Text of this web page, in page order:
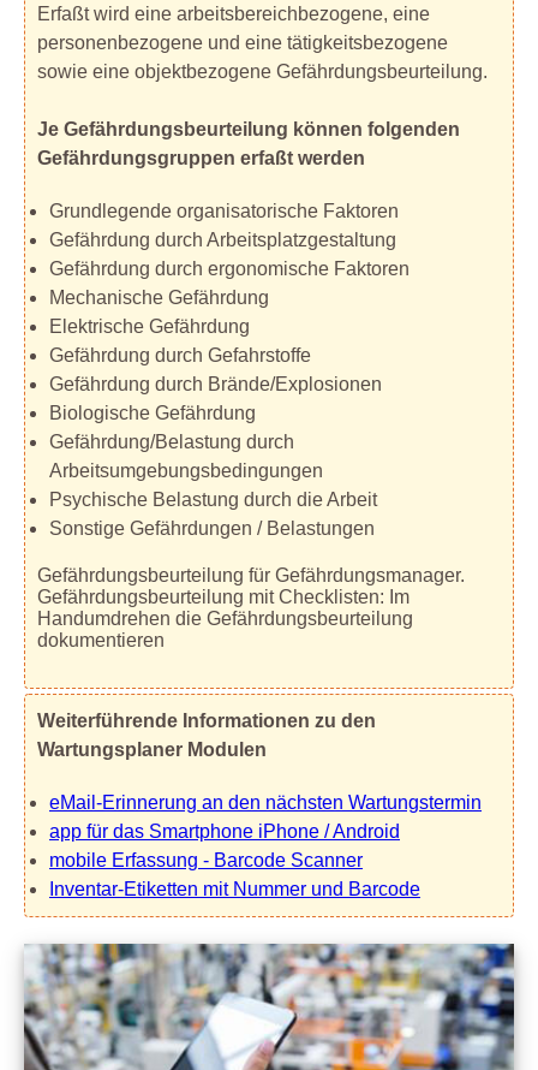
Erfaßt wird eine arbeitsbereichbezogene, eine
personenbezogene und eine tätigkeitsbezogene
sowie eine objektbezogene Gefährdungsbeurteilung.
Je Gefährdungsbeurteilung können folgenden
Gefährdungsgruppen erfaßt werden
Grundlegende organisatorische Faktoren
Gefährdung durch Arbeitsplatzgestaltung
Gefährdung durch ergonomische Faktoren
Mechanische Gefährdung
Elektrische Gefährdung
Gefährdung durch Gefahrstoffe
Gefährdung durch Brände/Explosionen
Biologische Gefährdung
Gefährdung/Belastung durch
Arbeitsumgebungsbedingungen
Psychische Belastung durch die Arbeit
Sonstige Gefährdungen / Belastungen
Gefährdungsbeurteilung für Gefährdungsmanager.
Gefährdungsbeurteilung mit Checklisten: Im
Handumdrehen die Gefährdungsbeurteilung
dokumentieren
Weiterführende Informationen zu den
Wartungsplaner Modulen
eMail-Erinnerung an den nächsten Wartungstermin
app für das Smartphone iPhone / Android
mobile Erfassung - Barcode Scanner
Inventar-Etiketten mit Nummer und Barcode